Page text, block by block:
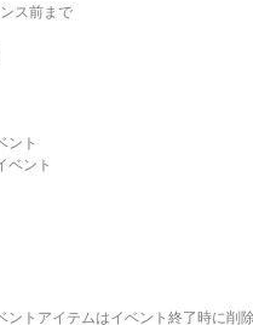
ス前まで
ント
ベント
ントアイテムはイベント終了時に削除